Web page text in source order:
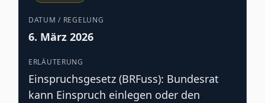
6. März 2026
Einspruchsgesetz (BRFuss): Bundesrat
kann Einspruch einlegen oder den